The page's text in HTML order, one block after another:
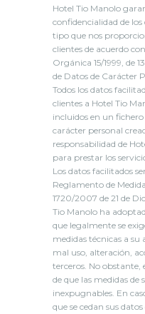
Hotel Tio Manolo
confidencialidad de
tipo que nos
clientes de acuerdo
Orgánica 15/1999, de
de Datos de Carácter
Todos los datos
clientes a Hotel Tio
incluidos en un
carácter personal
responsabilidad de
para prestar los
Los datos facilitados
Reglamento de
1720/2007 de 21 de
Tio Manolo ha
que legalmente se
medidas técnicas a su
mal uso, alteración,
terceros. No obstante,
de que las medidas
inexpugnables. En
que se cedan sus